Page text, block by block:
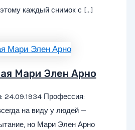
каждый снимок с […]
Мари Элен Арно
24.09.1934 Профессия:
на виду у людей —
но Мари Элен Арно